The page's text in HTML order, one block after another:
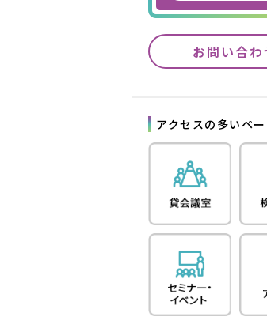
お問い合わ
アクセスの多いペ